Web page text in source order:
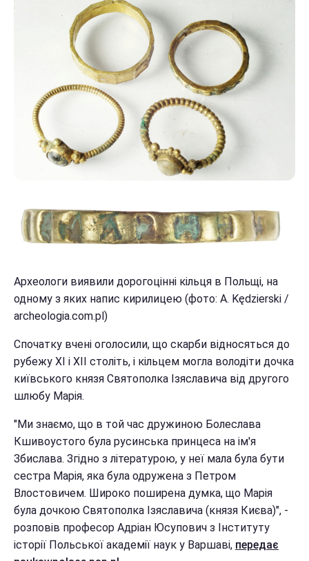
Археологи виявили дорогоцінні кільця в Польщі, на
одному з яких напис кирилицею (фото: A. Kędzierski /
archeologia.com.pl)
Спочатку вчені оголосили, що скарби відносяться до
рубежу XI і XII століть, і кільцем могла володіти дочка
київського князя Святополка Ізяславича від другого
шлюбу Марія.
"Ми знаємо, що в той час дружиною Болеслава
Кшивоустого була русинська принцеса на ім'я
Збислава. Згідно з літературою, у неї мала була бути
сестра Марія, яка була одружена з Петром
Влостовичем. Широко поширена думка, що Марія
була дочкою Святополка Ізяславича (князя Києва)", -
розповів професор Адріан Юсупович з Інституту
історії Польської академії наук у Варшаві, передає